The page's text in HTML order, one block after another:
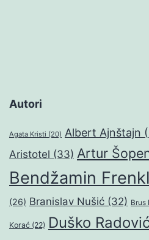
Autori
Agata Kristi (20) Albert Ajnštajn
Aristotel (33) Artur
Bendžamin
(26) Branislav Nušić (32) Brus
Korać (22) Duško Radović